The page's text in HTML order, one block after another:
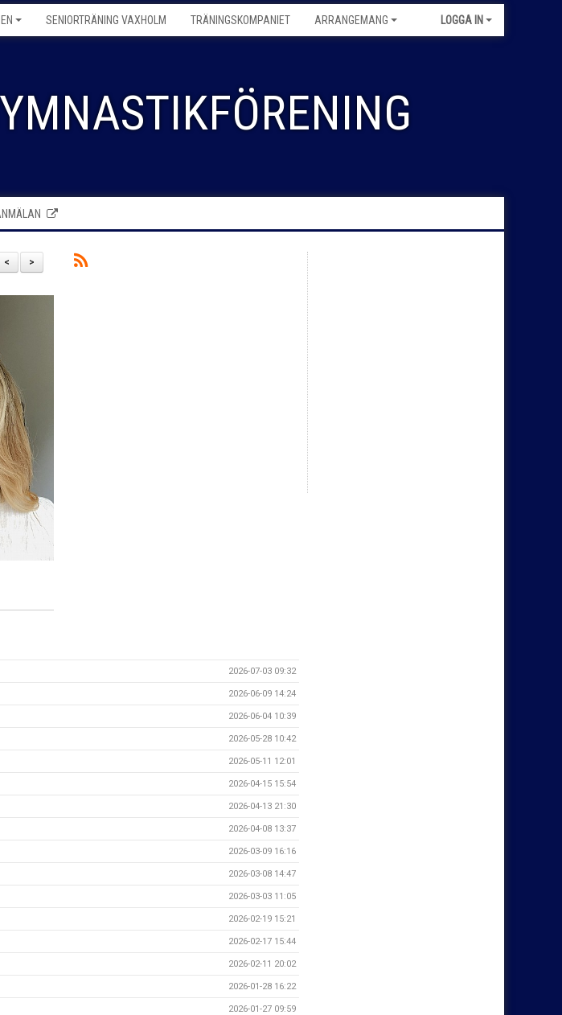
SENIORTRÄNING VAXHOLM TRÄNINGSKOMPANIET ARRANGEMANG LOGGA IN
>
<
2026-07-03 09:32
2026-06-09 14:24
2026-06-04 10:39
2026-05-28 10:42
2026-05-11 12:01
2026-04-15 15:54
2026-04-13 21:30
2026-04-08 13:37
2026-03-09 16:16
2026-03-08 14:47
2026-03-03 11:05
2026-02-19 15:21
2026-02-17 15:44
2026-02-11 20:02
2026-01-28 16:22
2026-01-27 09:59